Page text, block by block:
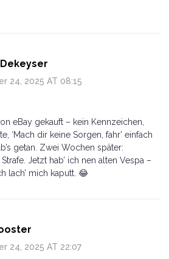
24, 2025 AT 08:15
eBay gekauft – kein Kennzeichen,
‘Mach dir keine Sorgen, fahr’ einfach
getan. Zwei Wochen später:
Jetzt hab’ ich nen alten Vespa –
lach’ mich kaputt. 😂
24, 2025 AT 22:07